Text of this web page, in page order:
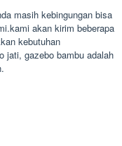
masih kebingungan bisa
akan kirim beberapa
kebutuhan
jati, gazebo bambu adalah